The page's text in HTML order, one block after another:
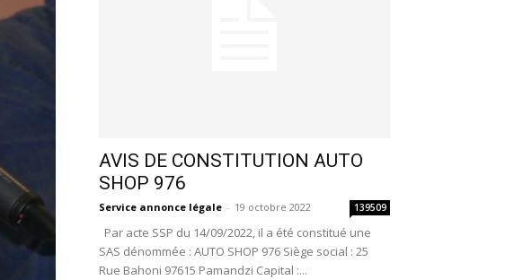
AVIS DE CONSTITUTION AUTO
SHOP 976
Service annonce légale - 19 octobre 2022 139509
Par acte SSP du 14/09/2022, il a été constitué une
SAS dénommée : AUTO SHOP 976 Siège social : 25
Rue Bahoni 97615 Pamandzi Capital :...